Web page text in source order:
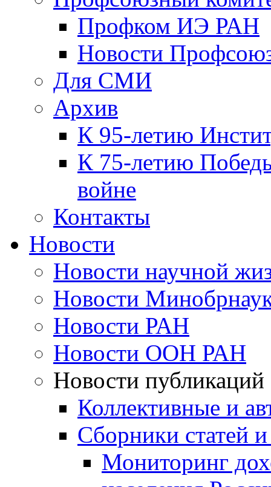
Профком ИЭ РАН
Новости
Для СМИ
Архив
К 95-летию
К 75-летию
войне
Контакты
Новости
Новости научной
Новости
Новости РАН
Новости ООН РАН
Новости публикаций
Коллективные и
Сборники статей
Мониторинг